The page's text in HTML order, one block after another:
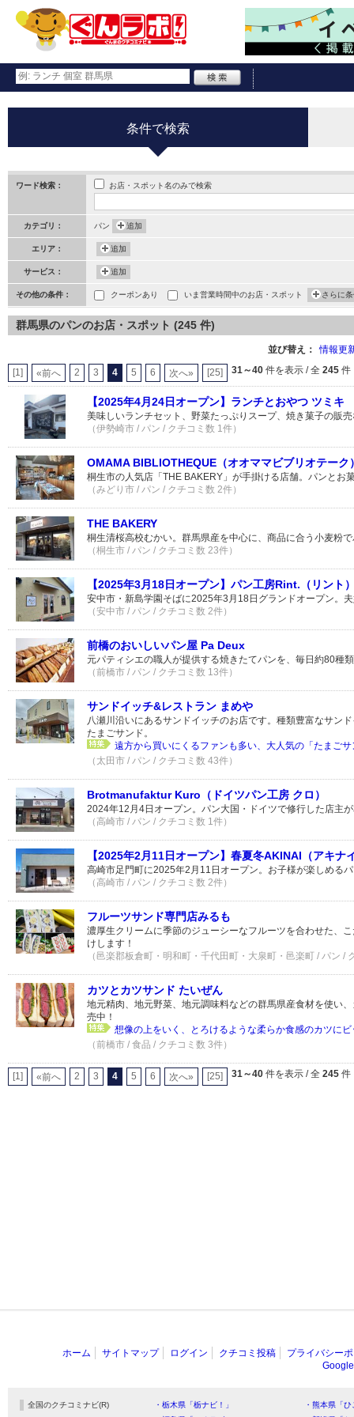
条件で検索
ワード検索： お店・スポット名のみで検索
カテゴリ： パン 追加
エリア： 追加
サービス： 追加
その他の条件： クーポンあり いま営業時間中のお店・スポット さらに
群馬県のパンのお店・スポット (245 件)
並び替え： 情報更
[1] «前へ 2 3 4 5 6 次へ» [25] 31～40 件を表示 / 全 245 件
【2025年4月24日オープン】ランチとおやつ ツミキ
美味しいランチセット、野菜たっぷりスープ、焼き菓子の販
（伊勢崎市 / パン / クチコミ数 1件）
OMAMA BIBLIOTHEQUE（オオママビブリオテーク
桐生市の人気店「THE BAKERY」が手掛ける店舗。パンとお
（みどり市 / パン / クチコミ数 2件）
THE BAKERY
桐生清桜高校むかい。群馬県産を中心に、商品に合う小麦粉
（桐生市 / パン / クチコミ数 23件）
【2025年3月18日オープン】パン工房Rint.（リント
安中市・新島学園そばに2025年3月18日グランドオープン。
（安中市 / パン / クチコミ数 2件）
前橋のおいしいパン屋 Pa Deux
元パティシエの職人が提供する焼きたてパンを、毎日約80種
（前橋市 / パン / クチコミ数 13件）
サンドイッチ&レストラン まめや
八瀬川沿いにあるサンドイッチのお店です。種類豊富なサン
たまごサンド。
遠方から買いにくるファンも多い、大人気の「たまごサ
（太田市 / パン / クチコミ数 43件）
Brotmanufaktur Kuro（ドイツパン工房 クロ）
2024年12月4日オープン。パン大国・ドイツで修行した店主
（高崎市 / パン / クチコミ数 1件）
【2025年2月11日オープン】春夏冬AKINAI（アキナ
高崎市足門町に2025年2月11日オープン。お子様が楽しめる
（高崎市 / パン / クチコミ数 2件）
フルーツサンド専門店みるも
濃厚生クリームに季節のジューシーなフルーツを合わせた、
けします！
（邑楽郡板倉町・明和町・千代田町・大泉町・邑楽町 / パン /
カツとカツサンド たいぜん
地元精肉、地元野菜、地元調味料などの群馬県産食材を使い
売中！
想像の上をいく、とろけるような柔らか食感のカツにビ
（前橋市 / 食品 / クチコミ数 3件）
[1] «前へ 2 3 4 5 6 次へ» [25] 31～40 件を表示 / 全 245 件
ホーム サイトマップ ログイン クチコミ投稿
プライバシー
全国のクチコミナビ(R) ・栃木県「栃ナビ！」
・熊本県「